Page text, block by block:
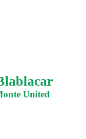
United